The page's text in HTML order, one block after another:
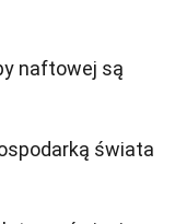
naftowej są
świata